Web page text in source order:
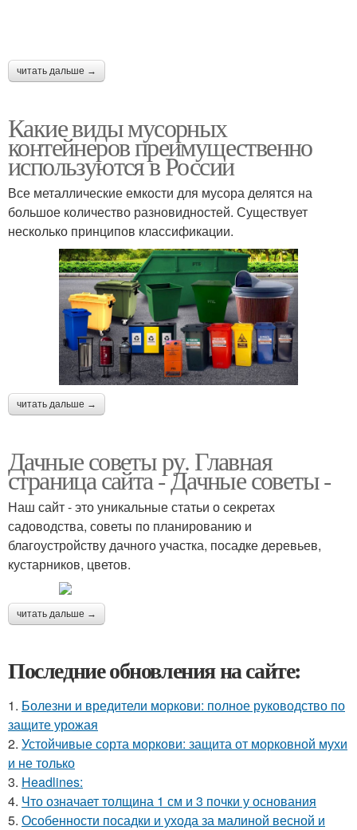
читать дальше →
Какие виды мусорных
контейнеров преимущественно
используются в России
Все металлические емкости для мусора делятся на
большое количество разновидностей. Существует
несколько принципов классификации.
читать дальше →
Дачные советы ру. Главная
страница сайта - Дачные советы -
Наш сайт - это уникальные статьи о секретах
садоводства, советы по планированию и
благоустройству дачного участка, посадке деревьев,
кустарников, цветов.
читать дальше →
Последние обновления на сайте:
1. Болезни и вредители моркови: полное руководство по
защите урожая
2. Устойчивые сорта моркови: защита от морковной мухи
и не только
3. Headlines:
4. Что означает толщина 1 см и 3 почки у основания
5. Особенности посадки и ухода за малиной весной и